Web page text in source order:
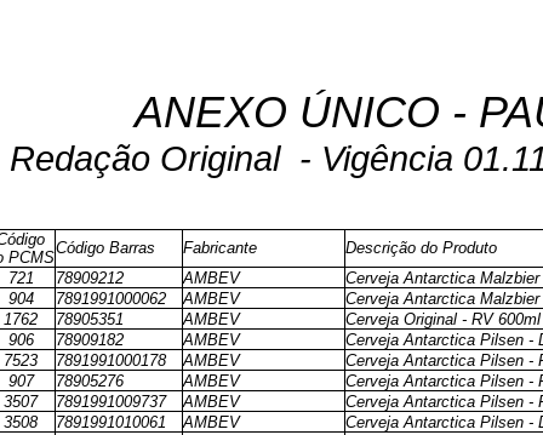
ANEXO ÚNICO -
Redação Original - Vigência
PCMS
Código Barras Fabricante
Descrição do Produto
721
78909212 AMBEV
Cerveja Antarctica
904
7891991000062 AMBEV
Cerveja Antarctica
1762
78905351 AMBEV
Cerveja Original - RV 600ml
906
78909182 AMBEV
Cerveja Antarctica Pilsen -
7523
7891991000178 AMBEV
Cerveja Antarctica Pilsen -
907
78905276 AMBEV
Cerveja Antarctica Pilsen -
3507
7891991009737 AMBEV
Cerveja Antarctica Pilsen -
3508
7891991010061 AMBEV
Cerveja Antarctica Pilsen -